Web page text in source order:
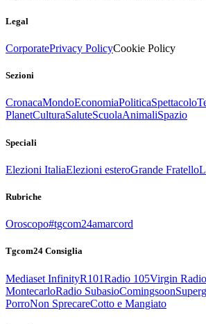
Legal
CorporatePrivacy PolicyCookie Policy
Sezioni
CronacaMondoEconomiaPoliticaSpettacolo
PlanetCulturaSaluteScuolaAnimaliSpazio
Speciali
Elezioni ItaliaElezioni esteroGrande Fratello
Rubriche
Oroscopo#tgcom24amarcord
Tgcom24 Consiglia
Mediaset InfinityR101Radio 105Virgin Radio
MontecarloRadio SubasioComingsoon
PorroNon SprecareCotto e Mangiato